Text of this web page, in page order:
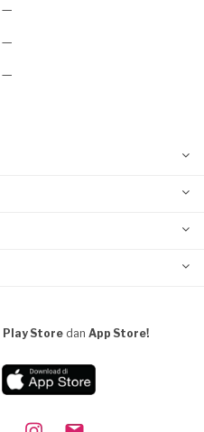
—
—
—
Play Store dan App Store!